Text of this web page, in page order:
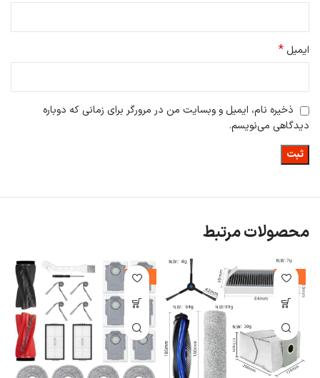
ایمیل *
ذخیره نام، ایمیل و وبسایت من در مرورگر برای زمانی که دوباره
دیدگاهی می‌نویسم.
محصولات مرتبط
-12%
-10%